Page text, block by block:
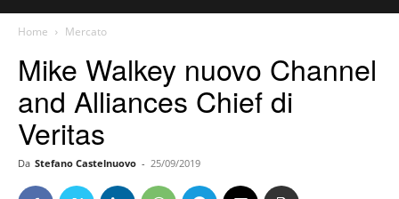
Home Mercato
Mike Walkey nuovo Channel
and Alliances Chief di
Veritas
Da Stefano Castelnuovo - 25/09/2019